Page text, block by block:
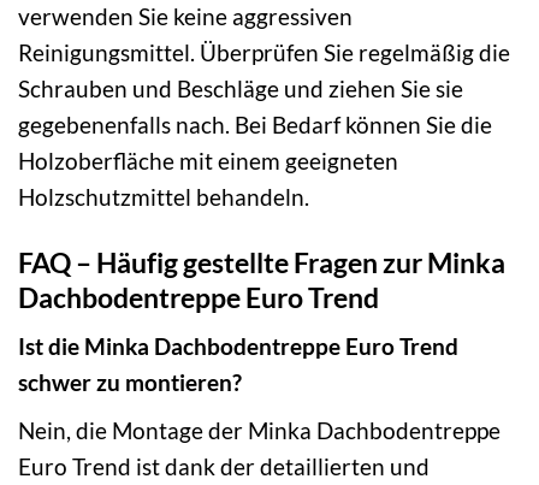
verwenden Sie keine aggressiven
Reinigungsmittel. Überprüfen Sie regelmäßig die
Schrauben und Beschläge und ziehen Sie sie
gegebenenfalls nach. Bei Bedarf können Sie die
Holzoberfläche mit einem geeigneten
Holzschutzmittel behandeln.
FAQ – Häufig gestellte Fragen zur Minka
Dachbodentreppe Euro Trend
Ist die Minka Dachbodentreppe Euro Trend
schwer zu montieren?
Nein, die Montage der Minka Dachbodentreppe
Euro Trend ist dank der detaillierten und